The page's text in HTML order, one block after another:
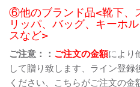
⑥他のブランド品<靴下、
リッパ、バッグ、キーホ
スなど>
ご注意：： ご注文の金額により
して贈り致します、ライン登
ください、こちらがご注文の